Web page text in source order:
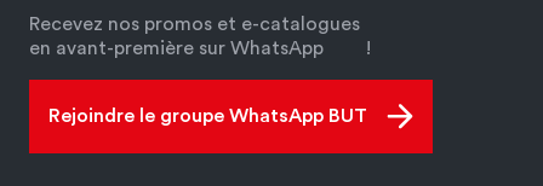
Recevez nos promos et e-catalogues
en avant-première sur WhatsApp
!
Rejoindre le groupe WhatsApp BUT